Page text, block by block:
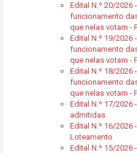
Edital N.º 20/2026
funcionamento
que nelas votam -
Edital N.º 19/2026
funcionamento
que nelas votam -
Edital N.º 18/2026
funcionamento
que nelas votam -
Edital N.º 17/2026
admitidas
Edital N.º 16/2026
Loteamento
Edital N.º 15/2026